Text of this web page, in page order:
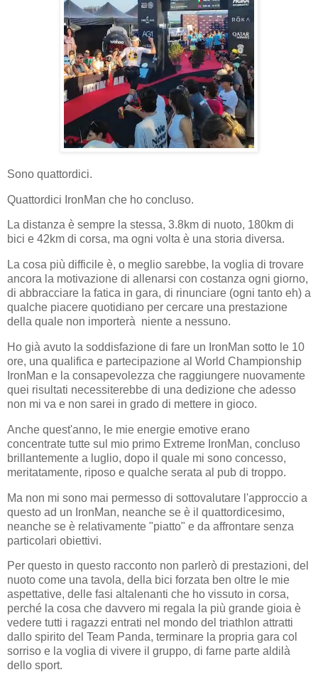
Sono quattordici.
Quattordici IronMan che ho concluso.
La distanza è sempre la stessa, 3.8km di nuoto, 180km di
bici e 42km di corsa, ma ogni volta è una storia diversa.
La cosa più difficile è, o meglio sarebbe, la voglia di trovare
ancora la motivazione di allenarsi con costanza ogni giorno,
di abbracciare la fatica in gara, di rinunciare (ogni tanto eh) a
qualche piacere quotidiano per cercare una prestazione
della quale non importerà niente a nessuno.
Ho già avuto la soddisfazione di fare un IronMan sotto le 10
ore, una qualifica e partecipazione al World Championship
IronMan e la consapevolezza che raggiungere nuovamente
quei risultati necessiterebbe di una dedizione che adesso
non mi va e non sarei in grado di mettere in gioco.
Anche quest'anno, le mie energie emotive erano
concentrate tutte sul mio primo Extreme IronMan, concluso
brillantemente a luglio, dopo il quale mi sono concesso,
meritatamente, riposo e qualche serata al pub di troppo.
Ma non mi sono mai permesso di sottovalutare l'approccio a
questo ad un IronMan, neanche se è il quattordicesimo,
neanche se è relativamente "piatto" e da affrontare senza
particolari obiettivi.
Per questo in questo racconto non parlerò di prestazioni, del
nuoto come una tavola, della bici forzata ben oltre le mie
aspettative, delle fasi altalenanti che ho vissuto in corsa,
perché la cosa che davvero mi regala la più grande gioia è
vedere tutti i ragazzi entrati nel mondo del triathlon attratti
dallo spirito del Team Panda, terminare la propria gara col
sorriso e la voglia di vivere il gruppo, di farne parte aldilà
dello sport.